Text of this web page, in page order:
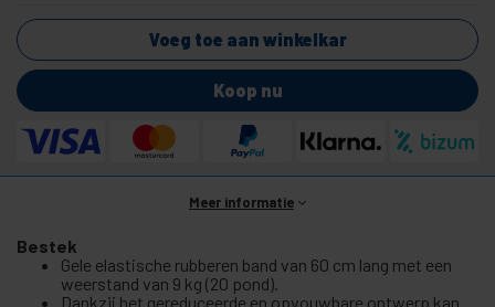
Voeg toe aan winkelkar
Koop nu
Meer informatie
Bestek
Gele elastische rubberen band van 60 cm lang met een
weerstand van 9 kg (20 pond).
Dankzij het gereduceerde en opvouwbare ontwerp kan